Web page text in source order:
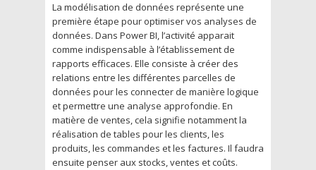
La modélisation de données représente une
première étape pour optimiser vos analyses de
données. Dans Power BI, l’activité apparait
comme indispensable à l’établissement de
rapports efficaces. Elle consiste à créer des
relations entre les différentes parcelles de
données pour les connecter de manière logique
et permettre une analyse approfondie. En
matière de ventes, cela signifie notamment la
réalisation de tables pour les clients, les
produits, les commandes et les factures. Il faudra
ensuite penser aux stocks, ventes et coûts.